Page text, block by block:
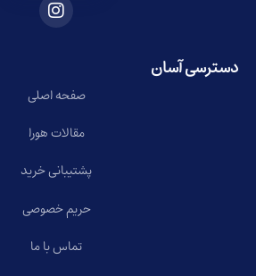
دسترسی آسان
صفحه اصلی
مقالات هورا
پشتیبانی خرید
حریم خصوصی
تماس با ما